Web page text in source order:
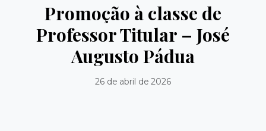
Promoção à classe de
Professor Titular – José
Augusto Pádua
26 de abril de 2026